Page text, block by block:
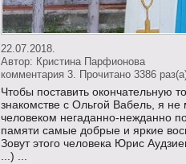
22.07.2018.
Автор: Кристина Парфионова
комментария 3. Прочитано 3386
Чтобы поставить окончательную
знакомстве с Ольгой Вабель, я
человеком негаданно-нежданно
памяти самые добрые и яркие
Зовут этого человека Юрис
...) ...